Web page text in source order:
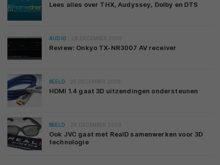
Lees alles over THX, Audyssey, Dolby en DTS
AUDIO 26 DECEMBER 2009
Review: Onkyo TX-NR3007 AV receiver
BEELD 25 DECEMBER 2009
HDMI 1.4 gaat 3D uitzendingen ondersteunen
BEELD 24 DECEMBER 2009
Ook JVC gaat met RealD samenwerken voor 3D
technologie